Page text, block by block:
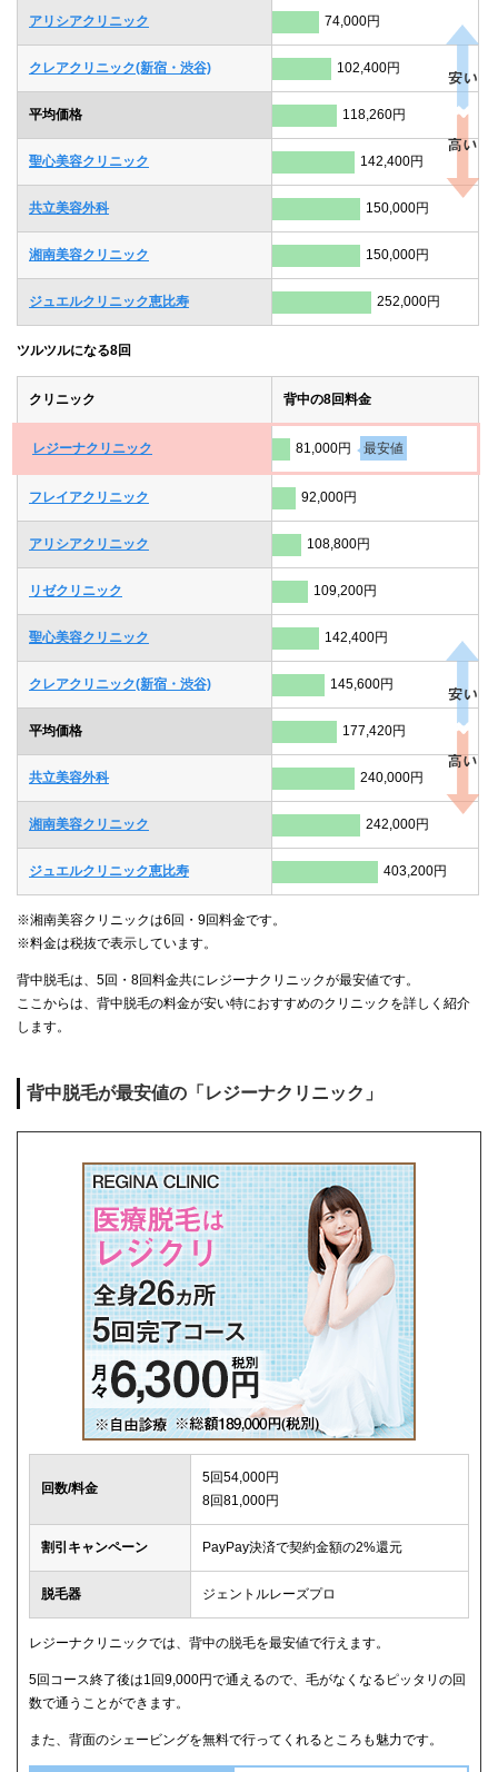
アリシアクリニック 74,000円
クレアクリニック(新宿・渋谷) 102,400円
平均価格 118,260円
聖心美容クリニック 142,400円
共立美容外科 150,000円
湘南美容クリニック 150,000円
ジュエルクリニック恵比寿 252,000円
ツルツルになる8回
クリニック 背中の8回料金
レジーナクリニック 81,000円 最安値
フレイアクリニック 92,000円
アリシアクリニック 108,800円
リゼクリニック 109,200円
聖心美容クリニック 142,400円
クレアクリニック(新宿・渋谷) 145,600円
平均価格 177,420円
共立美容外科 240,000円
湘南美容クリニック 242,000円
ジュエルクリニック恵比寿 403,200円
※湘南美容クリニックは6回・9回料金です。
※料金は税抜で表示しています。
背中脱毛は、5回・8回料金共にレジーナクリニックが最安値です。
ここからは、背中脱毛の料金が安い特におすすめのクリニックを詳しく紹介
します。
背中脱毛が最安値の「レジーナクリニック」
回数/料金
5回54,000円
8回81,000円
割引キャンペーン PayPay決済で契約金額の2%還元
脱毛器 ジェントルレーズプロ
レジーナクリニックでは、背中の脱毛を最安値で行えます。
5回コース終了後は1回9,000円で通えるので、毛がなくなるピッタリの回
数で通うことができます。
また、背面のシェービングを無料で行ってくれるところも魅力です。